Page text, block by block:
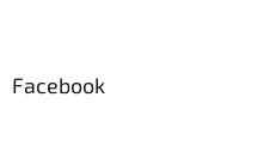
Facebook